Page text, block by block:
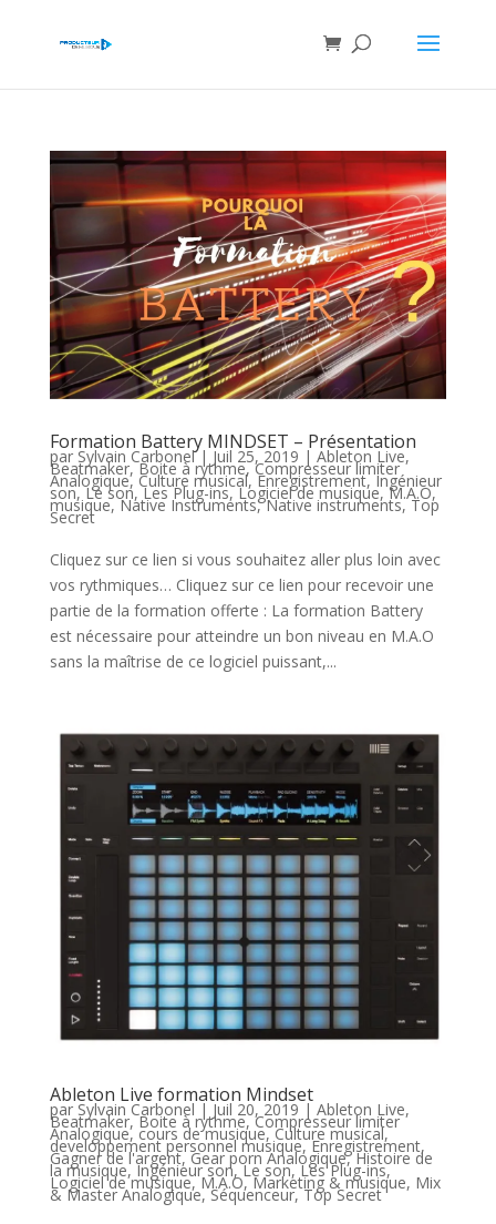
Formation Battery MINDSET – Présentation
par Sylvain Carbonel| Juil 25, 2019 | Ableton Live,
Beatmaker,Boite à rythme,Compresseur limiter
Analogique, Culture musical,Enregistrement,Ingénieur
son,Le son,Les Plug-ins,Logiciel de musique,M.A.O,
musique,Native Instruments,Native instruments,Top
Secret
Cliquez sur ce lien si vous souhaitez aller plus loin avec
vos rythmiques… Cliquez sur ce lien pour recevoir une
partie de la formation offerte : La formation Battery
est nécessaire pour atteindre un bon niveau en M.A.O
sans la maîtrise de ce logiciel puissant,...
Ableton Live formation Mindset
par Sylvain Carbonel | Juil 20, 2019 | Ableton Live,
Beatmaker,Boite à rythme,Compresseur limiter
Analogique, cours de musique,Culture musical,
developpement personnel musique,Enregistrement,
Gagner de l'argent, Gear porn Analogique,Histoire de
la musique, Ingénieur son,Le son,Les Plug-ins,
Logiciel de musique,M.A.O,Marketing & musique, Mix
& Master Analogique,Séquenceur,Top Secret